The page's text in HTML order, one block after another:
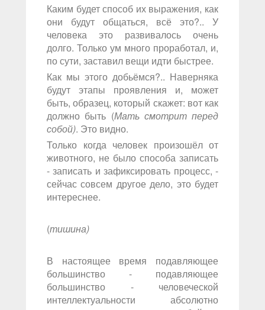
Каким будет способ их выражения, как
они будут общаться, всё это?.. У
человека это развивалось очень
долго. Только ум много проработал, и,
по сути, заставил вещи идти быстрее.
Как мы этого добьёмся?.. Наверняка
будут этапы проявления и, может
быть, образец, который скажет: вот как
должно быть (Мать смотрит перед
собой). Это видно.
Только когда человек произошёл от
животного, не было способа записать
- записать и зафиксировать процесс, -
сейчас совсем другое дело, это будет
интереснее.
(тишина)
В настоящее время подавляющее
большинство - подавляющее
большинство - человеческой
интеллектуальности абсолютно